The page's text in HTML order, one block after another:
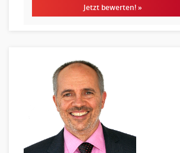
Jetzt bewerten! »